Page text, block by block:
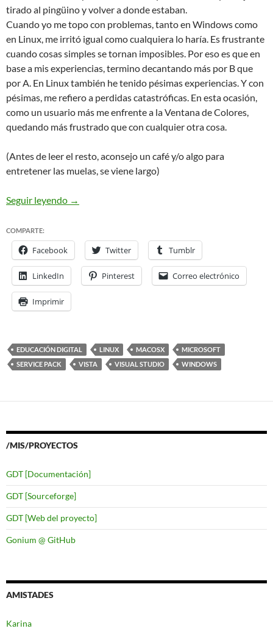
tirado al pingüino y volver a donde estaban.
Cuando yo me topo con problemas, tanto en Windows como
en Linux, me irritó igual como cualquiera lo haría. Es frustrante
cuando cosas simples se tornan imposibles. Por eso es que en
base a mis experiencias, termino decantando más por B que
por A. En Linux también he tenido pésimas experiencias. Y con
pésimas, me refiero a perdidas catastróficas. En esta ocasión,
como un usuario más me enfrente a la Ventana de Colores,
quedando más frustrado que con cualquier otra cosa.
(Antes de leer el resto, aconsejo un café y/o algo para
entretener las muelas, se viene largo)
Seguir leyendo Rompiendo la maldición de la Ventana de colores
→
COMPARTE:
Facebook Twitter Tumblr
LinkedIn Pinterest Correo electrónico
Imprimir
EDUCACIÓN DIGITAL LINUX MACOSX
MICROSOFT
SERVICE PACK
VISTA VISUAL STUDIO WINDOWS
/MIS/PROYECTOS
GDT [Documentación]
GDT [Sourceforge]
GDT [Web del proyecto]
Gonium @ GitHub
AMISTADES
Karina